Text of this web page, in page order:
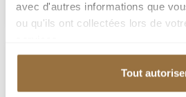
avec d'autres informations que
ou qu'ils ont collectées lors de
Tout